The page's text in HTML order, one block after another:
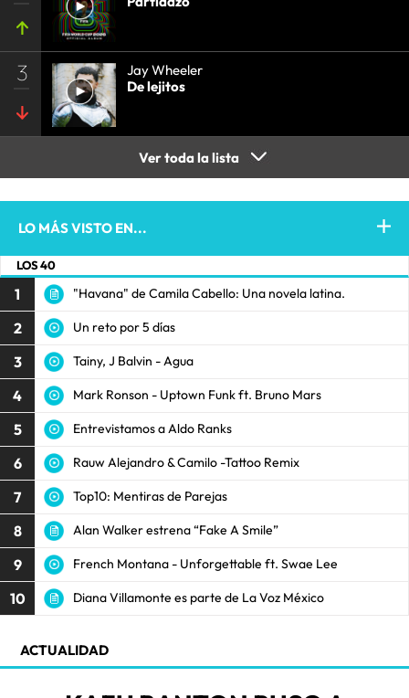
3
Jay Wheeler
De lejitos
Ver toda la lista
LO MÁS VISTO EN...
LOS 40
1 "Havana" de Camila Cabello: Una novela latina.
2 Un reto por 5 días
3 Tainy, J Balvin - Agua
4 Mark Ronson - Uptown Funk ft. Bruno Mars
5 Entrevistamos a Aldo Ranks
6 Rauw Alejandro & Camilo -Tattoo Remix
7 Top10: Mentiras de Parejas
8 Alan Walker estrena “Fake A Smile”
9 French Montana - Unforgettable ft. Swae Lee
10 Diana Villamonte es parte de La Voz México
ACTUALIDAD